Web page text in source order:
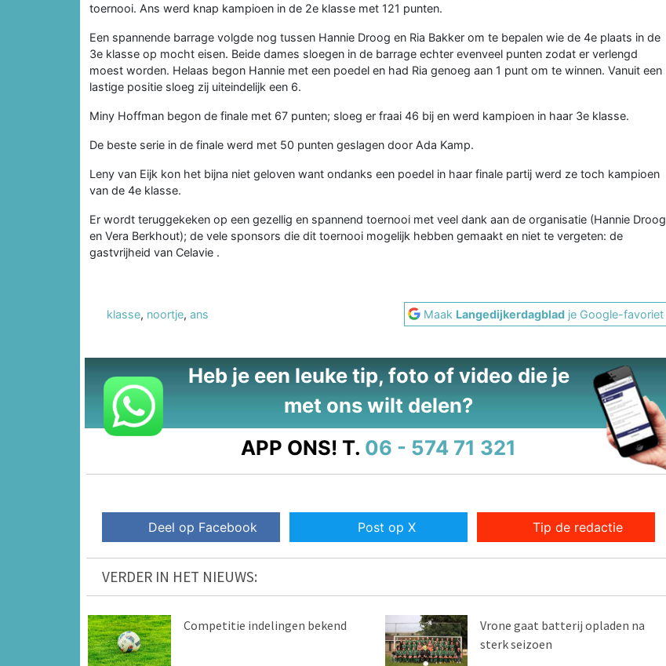
toernooi. Ans werd knap kampioen in de 2e klasse met 121 punten.
Een spannende barrage volgde nog tussen Hannie Droog en Ria Bakker om te bepalen wie de 4e plaats in de
3e klasse op mocht eisen. Beide dames sloegen in de barrage echter evenveel punten zodat er verlengd
moest worden. Helaas begon Hannie met een poedel en had Ria genoeg aan 1 punt om te winnen. Vanuit een
lastige positie sloeg zij uiteindelijk een 6.
Miny Hoffman begon de finale met 67 punten; sloeg er fraai 46 bij en werd kampioen in haar 3e klasse.
De beste serie in de finale werd met 50 punten geslagen door Ada Kamp.
Leny van Eijk kon het bijna niet geloven want ondanks een poedel in haar finale partij werd ze toch kampioen
van de 4e klasse.
Er wordt teruggekeken op een gezellig en spannend toernooi met veel dank aan de organisatie (Hannie Droog
en Vera Berkhout); de vele sponsors die dit toernooi mogelijk hebben gemaakt en niet te vergeten: de
gastvrijheid van Celavie .
klasse, noortje, ans Maak Langedijkerdagblad je Google-favoriet
Heb je een leuke tip, foto of video die je
met ons wilt delen?
APP ONS! T. 06 - 574 71 321
Deel op Facebook Post op X Tip de redactie
VERDER IN HET NIEUWS:
Competitie indelingen bekend
Vrone gaat batterij opladen na
sterk seizoen